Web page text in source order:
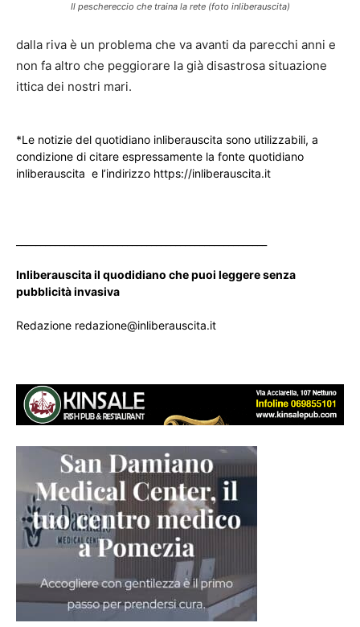
Il peschereccio che traina la rete (foto inliberauscita)
dalla riva è un problema che va avanti da parecchi anni e
non fa altro che peggiorare la già disastrosa situazione
ittica dei nostri mari.
*Le notizie del quotidiano inliberauscita sono utilizzabili, a
condizione di citare espressamente la fonte quotidiano
inliberauscita e l’indirizzo https://inliberauscita.it
Inliberauscita il quodidiano che puoi leggere senza
pubblicità invasiva
Redazione redazione@inliberauscita.it